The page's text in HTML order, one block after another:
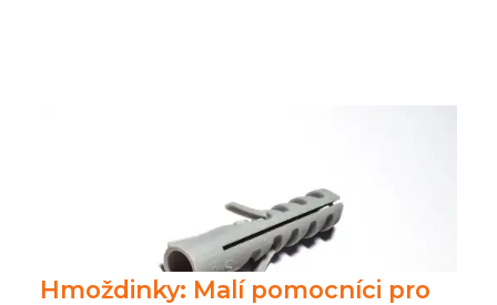
Hmoždinky: Malí pomocníci pro